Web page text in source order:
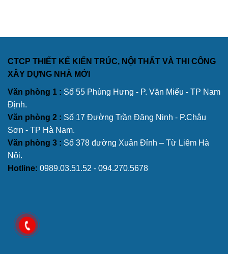
CTCP THIẾT KẾ KIẾN TRÚC, NỘI THẤT VÀ THI CÔNG
XÂY DỰNG NHÀ MỚI
Văn phòng 1 : Số 55 Phùng Hưng - P. Văn Miếu - TP Nam
Định.
Văn phòng 2 : Số 17 Đường Trần Đăng Ninh - P.Châu
Sơn - TP Hà Nam.
Văn phòng 3 : Số 378 đường Xuân Đỉnh – Từ Liêm Hà
Nội.
Hotline: 0989.03.51.52 - 094.270.5678